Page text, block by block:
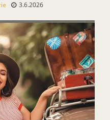
3.6.2026